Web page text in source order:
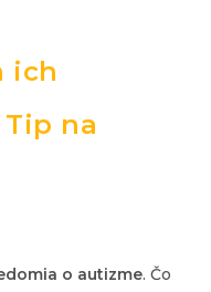
ich
na
o autizme. Čo